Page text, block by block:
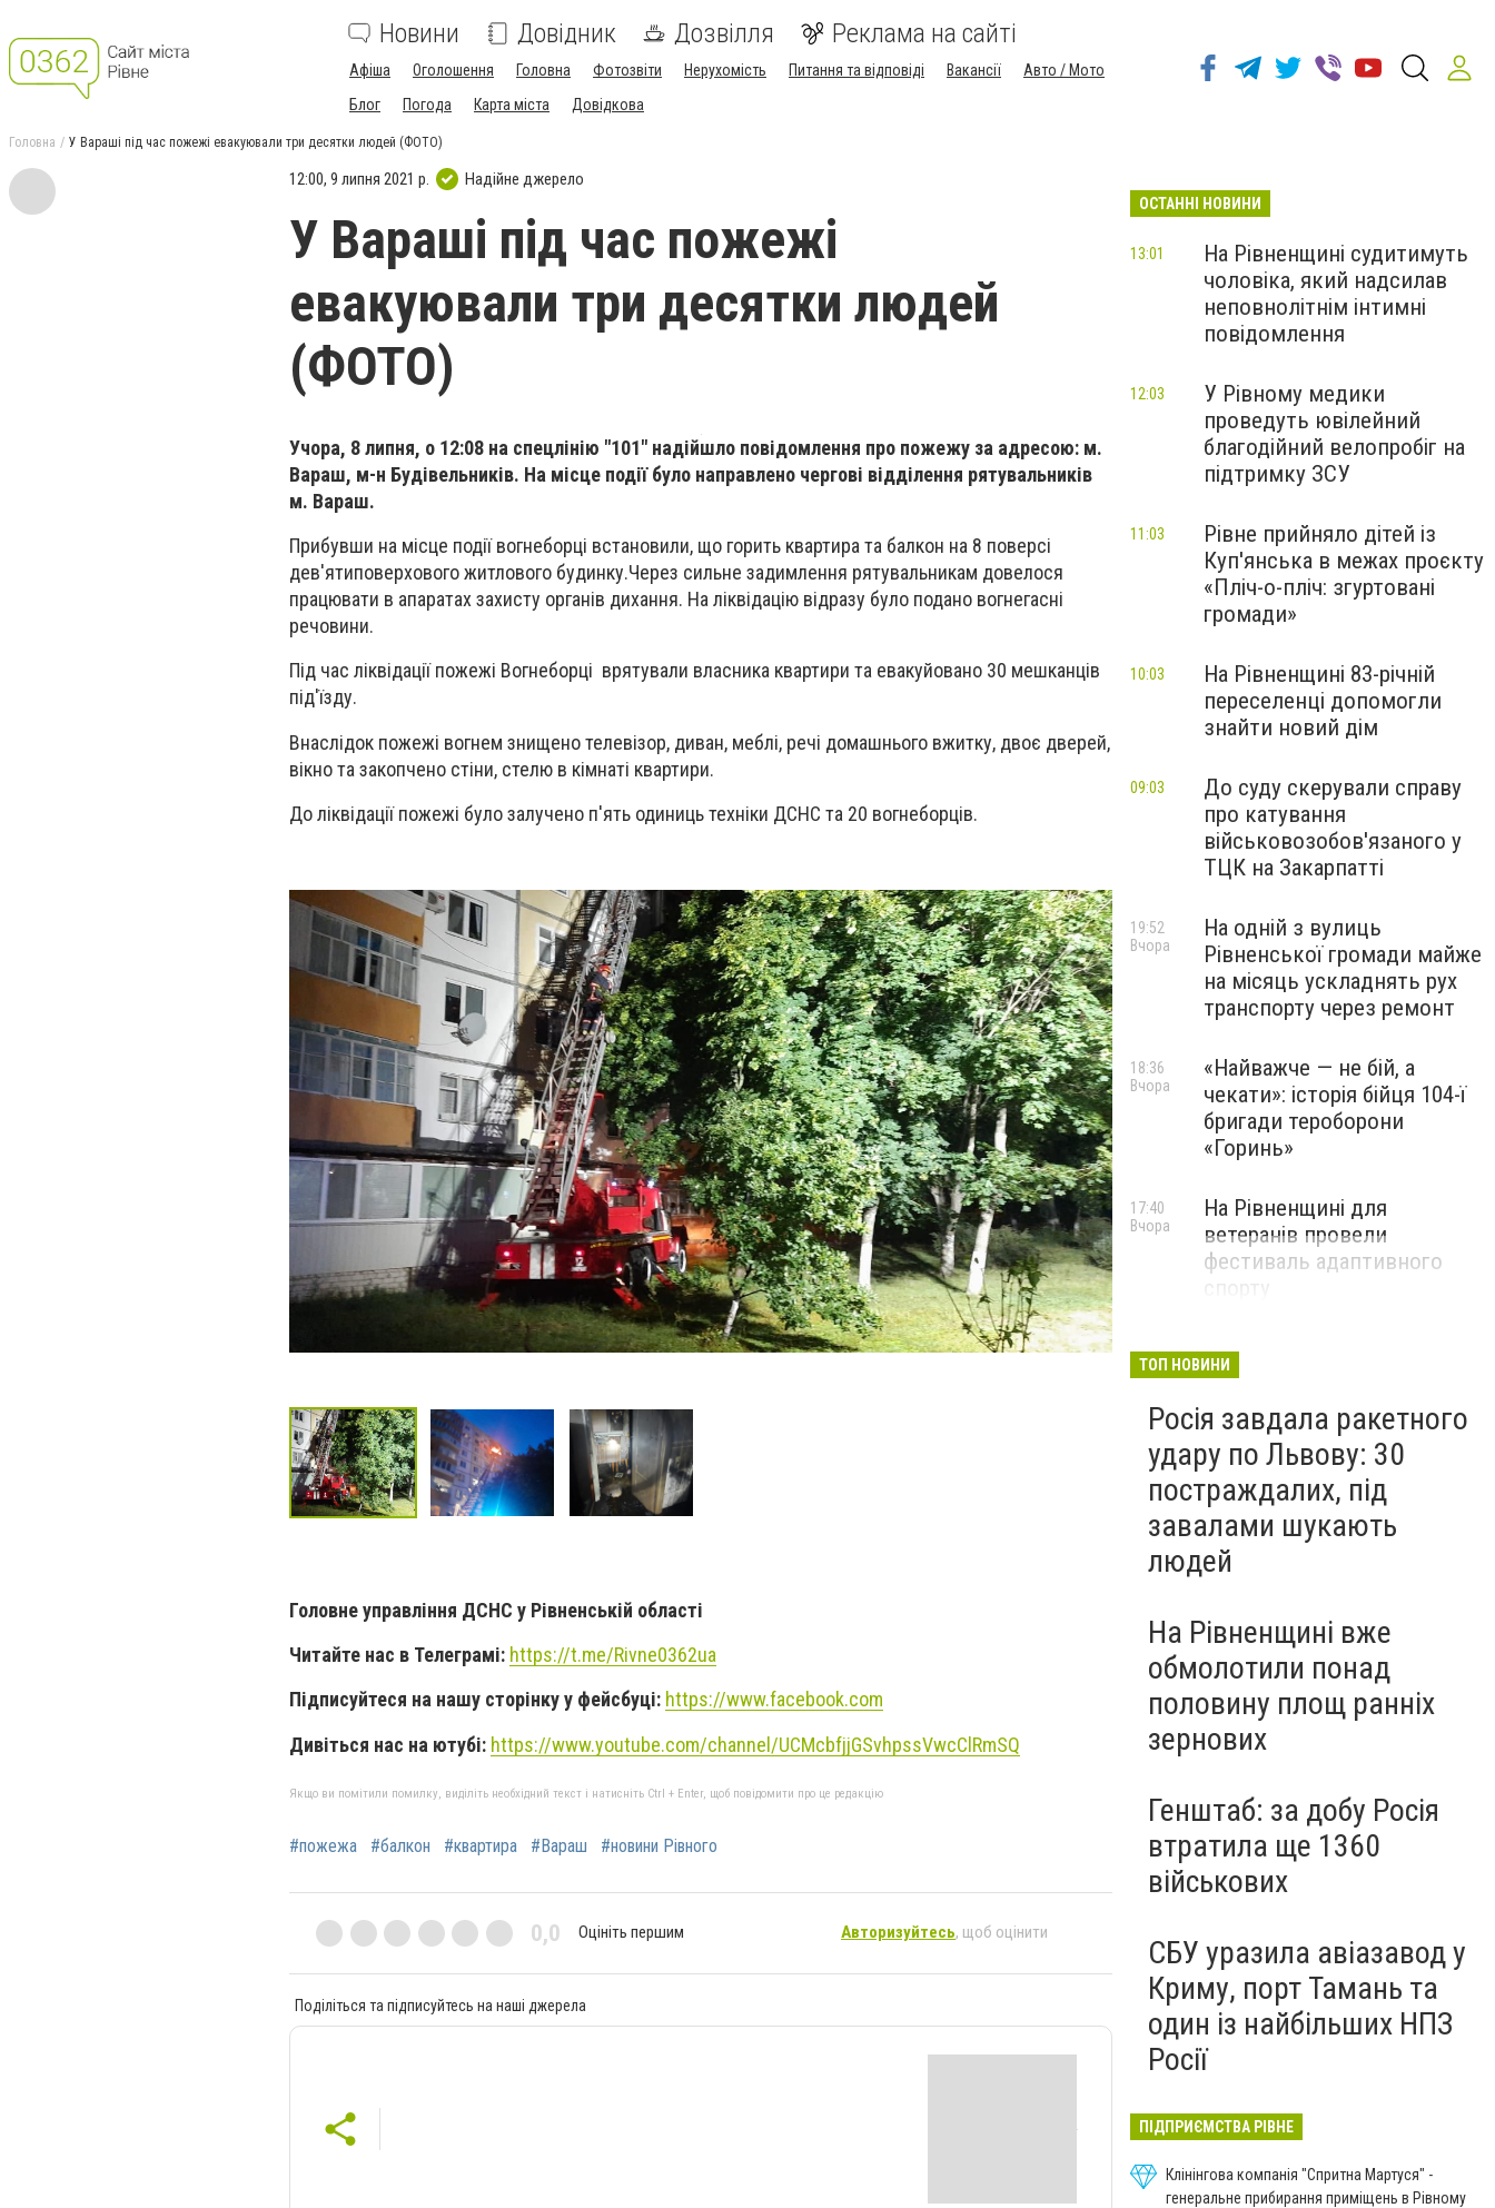
Новини Довідник Дозвілля Реклама на сайті
Афіша Оголошення Головна Фотозвіти Нерухомість Питання та відповіді Вакансії
Авто / Мото
Блог
Погода Карта міста Довідкова
Головна У Вараші під час пожежі евакуювали три десятки людей (ФОТО)
12:00, 9 липня 2021 р. Надійне джерело
У Вараші під час пожежі
евакуювали три десятки людей
(ФОТО)
Учора, 8 липня, о 12:08 на спецлінію "101" надійшло повідомлення про пожежу за адресою: м.
Вараш, м-н Будівельників. На місце події було направлено чергові відділення рятувальників
м. Вараш.
Прибувши на місце події вогнеборці встановили, що горить квартира та балкон на 8 поверсі
дев'ятиповерхового житлового будинку.Через сильне задимлення рятувальникам довелося
працювати в апаратах захисту органів дихання. На ліквідацію відразу було подано вогнегасні
речовини.
Під час ліквідації пожежі Вогнеборці врятували власника квартири та евакуйовано 30 мешканців
під'їзду.
Внаслідок пожежі вогнем знищено телевізор, диван, меблі, речі домашнього вжитку, двоє дверей,
вікно та закопчено стіни, стелю в кімнаті квартири.
До ліквідації пожежі було залучено п'ять одиниць техніки ДСНС та 20 вогнеборців.
Головне управління ДСНС у Рівненській області
Читайте нас в Телеграмі: https://t.me/Rivne0362ua
Підписуйтеся на нашу сторінку у фейсбуці: https://www.facebook.com
Дивіться нас на ютубі: https://www.youtube.com/channel/UCMcbfjjGSvhpssVwcClRmSQ
Якщо ви помітили помилку, виділіть необхідний текст і натисніть Ctrl + Enter, щоб повідомити про це редакцію
#пожежа #балкон #квартира #Вараш #новини Рівного
0,0 Оцініть першим Авторизуйтесь, щоб оцінити
Поділіться та підписуйтесь на наші джерела
ОСТАННІ НОВИНИ
На Рівненщині судитимуть
чоловіка, який надсилав
неповнолітнім інтимні
повідомлення
13:01
У Рівному медики
проведуть ювілейний
благодійний велопробіг на
підтримку ЗСУ
12:03
Рівне прийняло дітей із
Куп'янська в межах проєкту
«Пліч-о-пліч: згуртовані
громади»
11:03
На Рівненщині 83-річній
переселенці допомогли
знайти новий дім
10:03
До суду скерували справу
про катування
військовозобов'язаного у
ТЦК на Закарпатті
09:03
На одній з вулиць
Рівненської громади майже
на місяць ускладнять рух
транспорту через ремонт
19:52
Вчора
«Найважче — не бій, а
чекати»: історія бійця 104-ї
бригади тероборони
«Горинь»
18:36
Вчора
На Рівненщині для
ветеранів провели
фестиваль адаптивного
17:40
Вчора
ТОП НОВИНИ
Росія завдала ракетного
удару по Львову: 30
постраждалих, під
завалами шукають
людей
На Рівненщині вже
обмолотили понад
половину площ ранніх
зернових
Генштаб: за добу Росія
втратила ще 1360
військових
СБУ уразила авіазавод у
Криму, порт Тамань та
один із найбільших НПЗ
Росії
ПІДПРИЄМСТВА РІВНЕ
Клінінгова компанія "Спритна Мартуся" -
генеральне прибирання приміщень в Рівному